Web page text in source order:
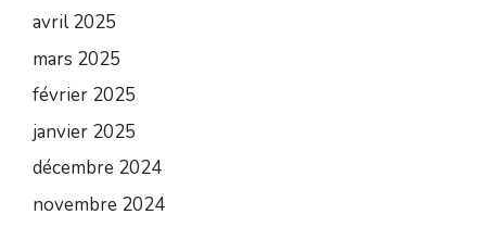
avril 2025
mars 2025
février 2025
janvier 2025
décembre 2024
novembre 2024